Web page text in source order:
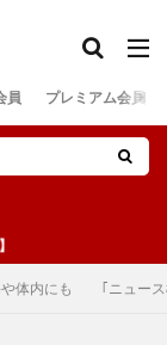
員 プレミアム会員
体内にも ｢ニュース